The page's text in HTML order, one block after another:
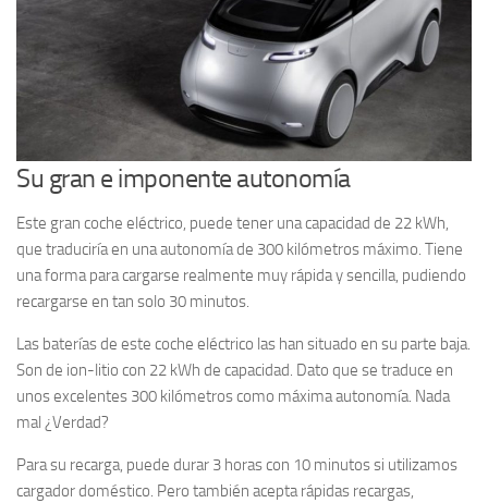
Su gran e imponente autonomía
Este gran coche eléctrico, puede tener una capacidad de 22 kWh,
que traduciría en una autonomía de 300 kilómetros máximo. Tiene
una forma para cargarse realmente muy rápida y sencilla, pudiendo
recargarse en tan solo 30 minutos.
Las baterías de este coche eléctrico las han situado en su parte baja.
Son de ion-litio con 22 kWh de capacidad. Dato que se traduce en
unos excelentes 300 kilómetros como máxima autonomía. Nada
mal ¿Verdad?
Para su recarga, puede durar 3 horas con 10 minutos si utilizamos
cargador doméstico. Pero también acepta rápidas recargas,